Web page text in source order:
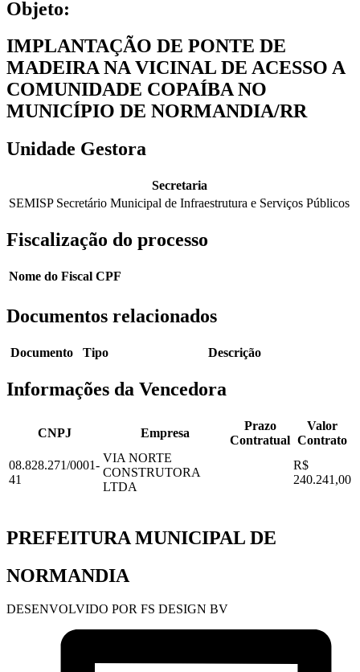
Objeto:
IMPLANTAÇÃO DE PONTE DE
MADEIRA NA VICINAL DE ACESSO A
COMUNIDADE COPAÍBA NO
MUNICÍPIO DE NORMANDIA/RR
Unidade Gestora
Secretaria
SEMISP Secretário Municipal de Infraestrutura e Serviços Públicos
Fiscalização do processo
Nome do Fiscal CPF
Documentos relacionados
Documento Tipo Descrição
Informações da Vencedora
CNPJ Empresa
Prazo
Contratual
Valor
Contrato
08.828.271/0001-
41
VIA NORTE
CONSTRUTORA
LTDA
R$
240.241,00
PREFEITURA MUNICIPAL DE
NORMANDIA
DESENVOLVIDO POR FS DESIGN BV